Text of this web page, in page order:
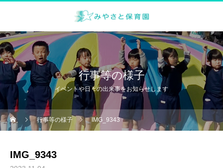
行事等の様子
イベントや日々の出来事をお知らせします
行事等の様子 IMG_9343
IMG_9343